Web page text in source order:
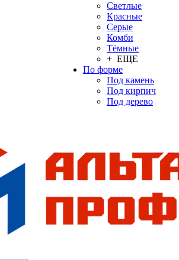
Светлые
Красные
Серые
Комби
Тёмные
+ ЕЩЕ
По форме
Под камень
Под кирпич
Под дерево